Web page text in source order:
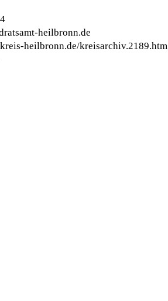
heilbronn.de
heilbronn.de/kreisarchiv.2189.htm